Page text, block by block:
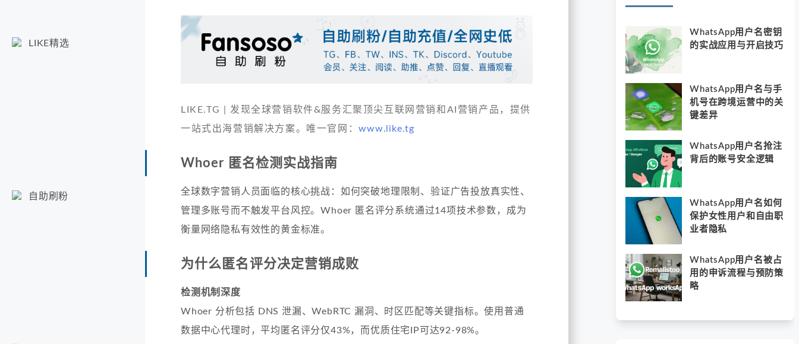
LIKE精选
自助刷粉
LIKE.TG | 发现全球营销软件&服务汇聚顶尖互联网营销和AI营销产品，提供
一站式出海营销解决方案。唯一官网：www.like.tg
Whoer 匿名检测实战指南
全球数字营销人员面临的核心挑战：如何突破地理限制、验证广告投放真实性、
管理多账号而不触发平台风控。Whoer 匿名评分系统通过14项技术参数，成为
衡量网络隐私有效性的黄金标准。
为什么匿名评分决定营销成败
检测机制深度
Whoer 分析包括 DNS 泄漏、WebRTC 漏洞、时区匹配等关键指标。使用普通
数据中心代理时，平均匿名评分仅43%，而优质住宅IP可达92-98%。
WhatsApp用户名密钥
的实战应用与开启技巧
WhatsApp用户名与手
机号在跨境运营中的关
键差异
WhatsApp用户名抢注
背后的账号安全逻辑
WhatsApp用户名如何
保护女性用户和自由职
业者隐私
WhatsApp用户名被占
用的申诉流程与预防策
略